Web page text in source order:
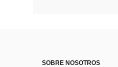
SOBRE NOSOTROS